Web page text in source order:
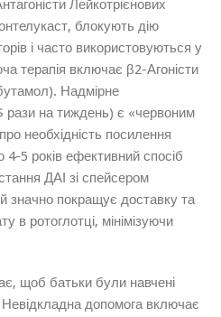
Лейкотрієнових
блокують дію
і часто використовуються у
терапія включає β2-Агоністи
Надмірне
на тиждень) є «червоним
необхідність посилення
4-5 років ефективний спосіб
ДАІ зі спейсером
значно покращує доставку та
в ротоглотці, мінімізуючи
щоб батьки були навчені
Невідкладна допомога включає